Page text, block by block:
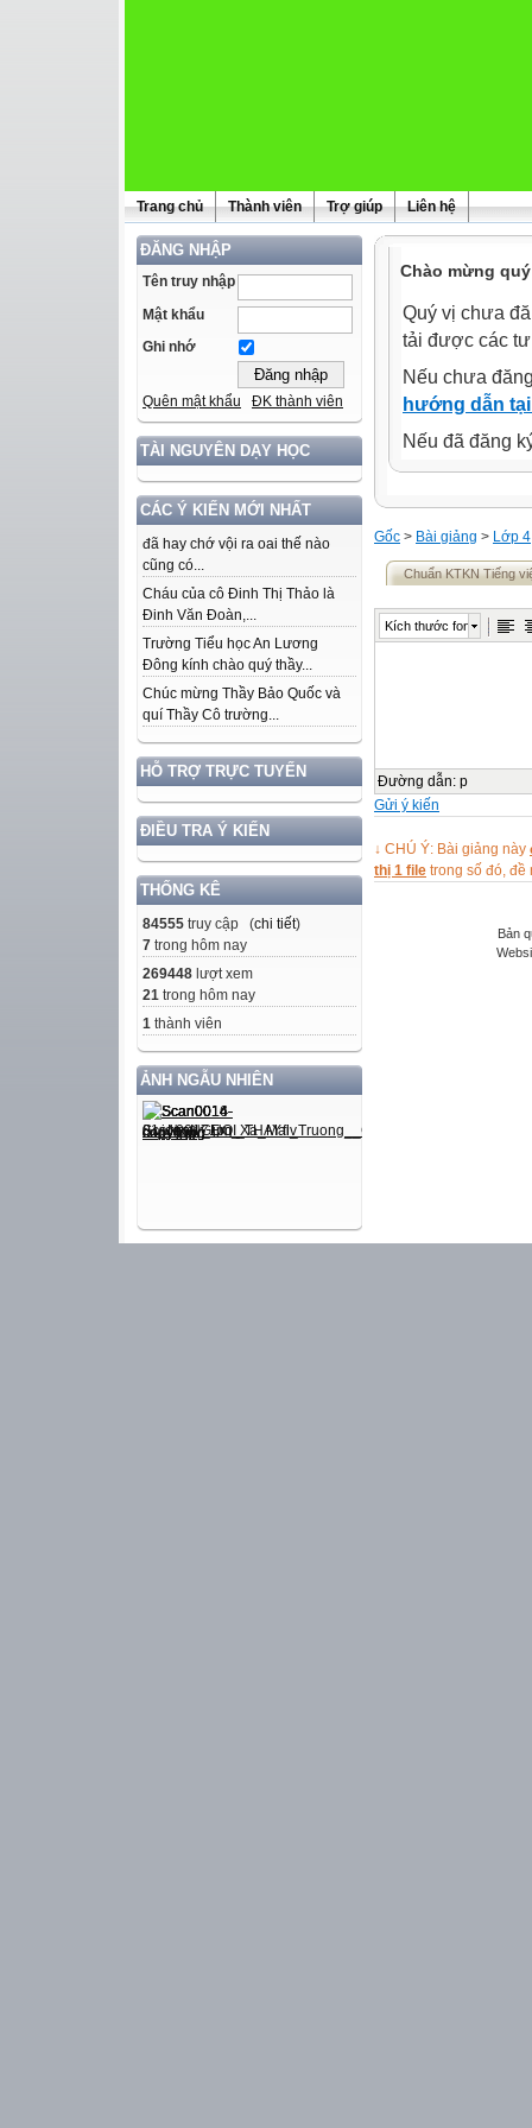
Trang chủ Thành viên Trợ giúp Liên hệ
ĐĂNG NHẬP
Tên truy nhập
Mật khẩu
Ghi nhớ
Quên mật khẩu ĐK thành viên
TÀI NGUYÊN DẠY HỌC
CÁC Ý KIẾN MỚI NHẤT
đã hay chớ vội ra oai thế nào
cũng có...
Cháu của cô Đinh Thị Thảo là
Đinh Văn Đoàn,...
Trường Tiểu học An Lương
Đông kính chào quý thầy...
Chúc mừng Thầy Bảo Quốc và
quí Thầy Cô trường...
HỖ TRỢ TRỰC TUYẾN
ĐIỀU TRA Ý KIẾN
THỐNG KÊ
84555 truy cập (chi tiết)
7 trong hôm nay
269448 lượt xem
21 trong hôm nay
1 thành viên
ẢNH NGẪU NHIÊN
Chào mừng
Quý vị chưa
tải được các
Nếu chưa
hướng dẫn
Nếu đã đăng
Gốc > Bài giảng > Lớp 4
Chuẩn KTKN Tiếng
Kích thước font
Đường dẫn: p
Gửi ý kiến
↓ CHÚ Ý: Bài giảng này
thị 1 file trong số đó, đề
Bản